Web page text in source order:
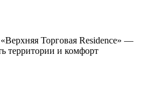
Торговая Residence» —
территории и комфорт